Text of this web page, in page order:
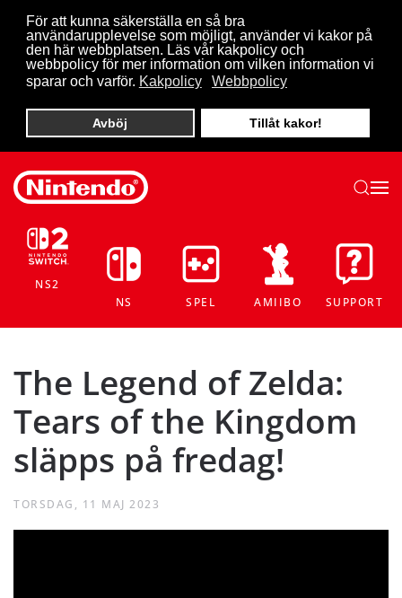
För att kunna säkerställa en så bra
användarupplevelse som möjligt, använder vi kakor på
den här webbplatsen. Läs vår kakpolicy och
webbpolicy för mer information om vilken information vi
sparar och varför. Kakpolicy Webbpolicy
Avböj Tillåt kakor!
Skip to main content
NS2
NS
SPEL AMIIBO SUPPORT
The Legend of Zelda:
Tears of the Kingdom
släpps på fredag!
TORSDAG, 11 MAJ 2023